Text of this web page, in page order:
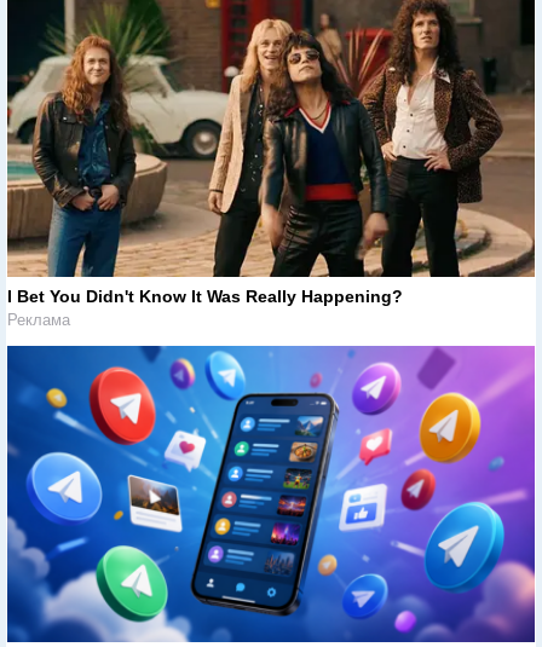
I Bet You Didn't Know It Was Really Happening?
Реклама